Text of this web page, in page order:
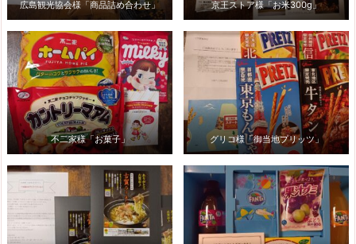
広島観光協会様「商品詰め合わせ」 京王ストア様「お米300g」
不二家様「お菓子」 グリコ様「御当地プリッツ」